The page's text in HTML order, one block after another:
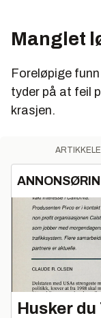
Manglet
Foreløpige
tyder på at feil
krasjen.
Husker